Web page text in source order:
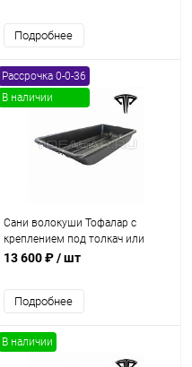
Подробнее
Рассрочка 0-0-36
В наличии
Сани волокуши Тофалар с
креплением под толкач или
тягач (1560*740*230)
13 600 ₽/ шт
Подробнее
В наличии